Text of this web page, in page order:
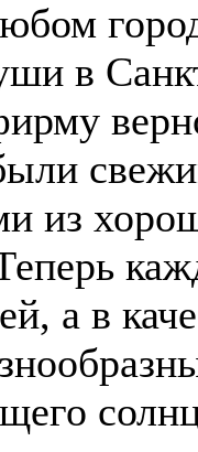
в
из
а в